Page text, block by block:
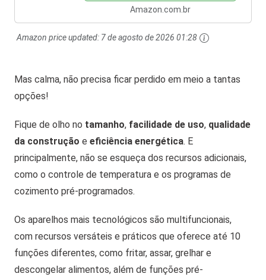
Amazon.com.br
Amazon price updated: 7 de agosto de 2026 01:28
Mas calma, não precisa ficar perdido em meio a tantas
opções!
Fique de olho no tamanho, facilidade de uso, qualidade
da construção e eficiência energética. E
principalmente, não se esqueça dos recursos adicionais,
como o controle de temperatura e os programas de
cozimento pré-programados.
Os aparelhos mais tecnológicos são multifuncionais,
com recursos versáteis e práticos que oferece até 10
funções diferentes, como fritar, assar, grelhar e
descongelar alimentos, além de funções pré-